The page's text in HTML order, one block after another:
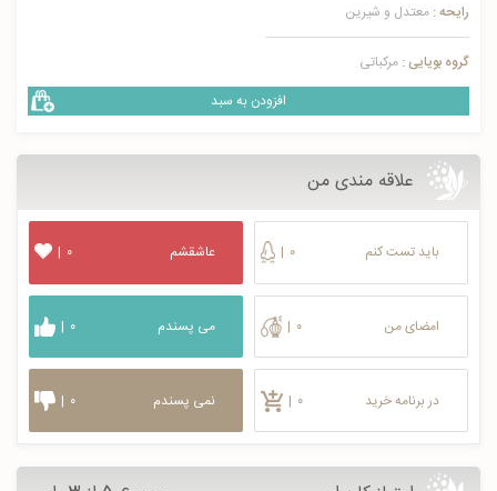
رایحه : معتدل و شیرین
گروه بویایی : مرکباتی
افزودن به سبد
علاقه مندی من
باید تست کنم | ۰
امضای من | ۰
در برنامه خرید | ۰
عاشقشم | ۰
می پسندم | ۰
نمی پسندم | ۰